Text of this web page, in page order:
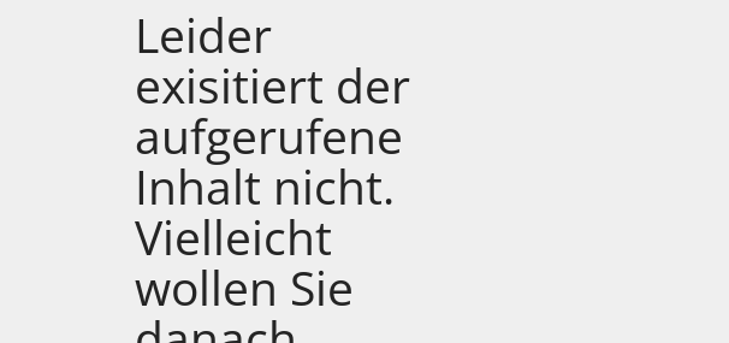
Leider
exisitiert der
aufgerufene
Inhalt nicht.
Vielleicht
wollen Sie